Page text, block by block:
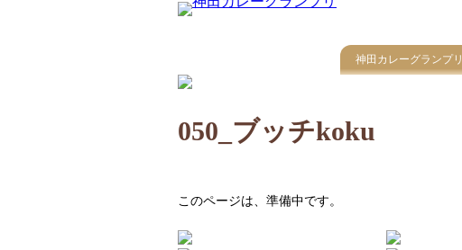
神田カレーグランプリ
050_ブッチkoku
このページは、準備中です。